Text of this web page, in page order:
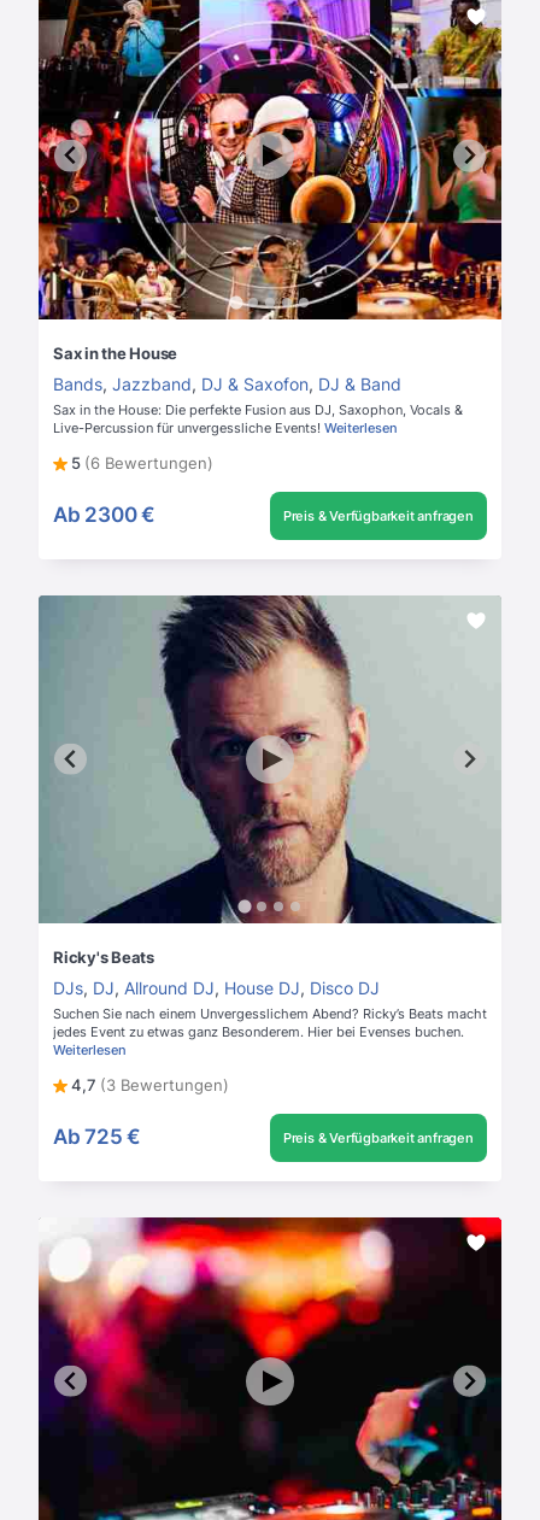
Sax in the House
Bands, Jazzband, DJ & Saxofon, DJ & Band
Sax in the House: Die perfekte Fusion aus DJ, Saxophon, Vocals &
Live-Percussion für unvergessliche Events! Weiterlesen
5 (6 Bewertungen)
Ab 2300 € Preis & Verfügbarkeit anfragen
Ricky's Beats
DJs, DJ, Allround DJ, House DJ, Disco DJ
Suchen Sie nach einem Unvergesslichem Abend? Ricky’s Beats macht
jedes Event zu etwas ganz Besonderem. Hier bei Evenses buchen.
Weiterlesen
4,7 (3 Bewertungen)
Ab 725 € Preis & Verfügbarkeit anfragen